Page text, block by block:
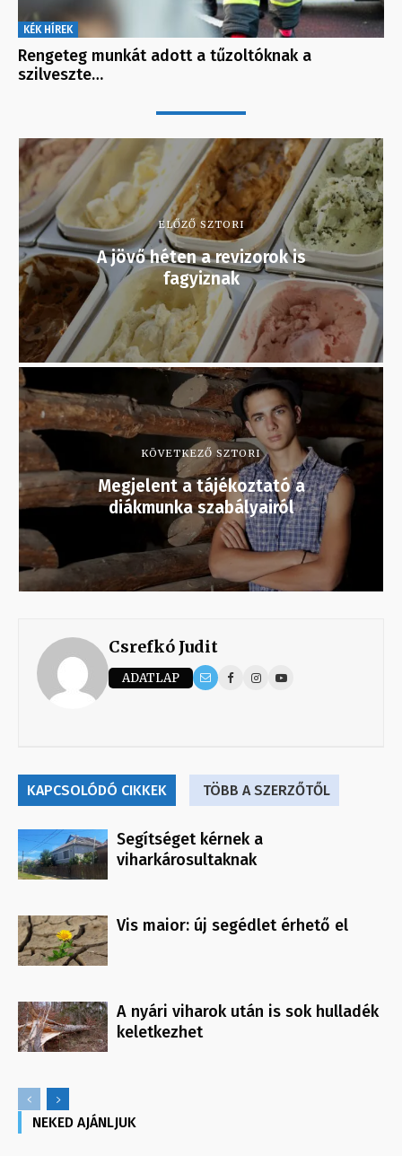
KÉK HÍREK
Rengeteg munkát adott a tűzoltóknak a
szilveszte…
ELŐZŐ SZTORI
A jövő héten a revizorok is
fagyiznak
KÖVETKEZŐ SZTORI
Megjelent a tájékoztató a
diákmunka szabályairól
Csrefkó Judit
ADATLAP
KAPCSOLÓDÓ CIKKEK TÖBB A SZERZŐTŐL
Segítséget kérnek a
viharkárosultaknak
Vis maior: új segédlet érhető el
A nyári viharok után is sok hulladék
keletkezhet
NEKED AJÁNLJUK